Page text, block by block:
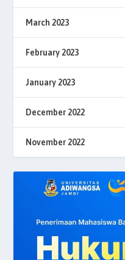
March 2023
February 2023
January 2023
December 2022
November 2022